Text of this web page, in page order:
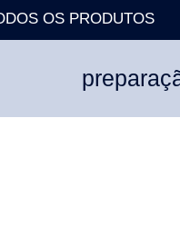
OS PRODUTOS